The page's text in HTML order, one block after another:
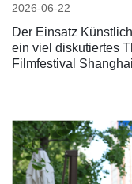
2026-06-22
Der Einsatz
ein viel diskutiertes
Filmfestival